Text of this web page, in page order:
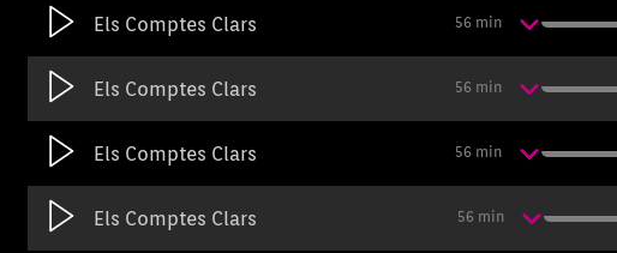
Els Comptes Clars 56 min
Els Comptes Clars 56 min
Els Comptes Clars 56 min
Els Comptes Clars 56 min